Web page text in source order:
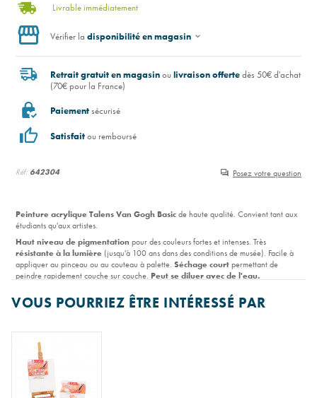
Réf: 642304 Posez votre question
Peinture acrylique Talens Van Gogh Basicde haute qualité. Convient tant aux
étudiants qu'aux artistes.
Haut niveau de pigmentation pour des couleurs fortes et intenses. Très
résistante à la lumière (jusqu'à 100 ans dans des conditions de musée). Facile à
appliquer au pinceau ou au couteau à palette. Séchage courtpermettant de
peindre rapidement couche sur couche. Peut se diluer avec de l'eau.
de 10 tubes de 40 ml (couleurs de base) et accessoires.
Livrable immédiatement
Vérifier la disponibilité en magasin
Retrait gratuit en magasinoulivraison offertedès 50€ d'achat
(70€ pour la France)
Paiementsécurisé
Satisfaitou remboursé
VOUS POURRIEZ ÊTRE INTÉRESSÉ PAR